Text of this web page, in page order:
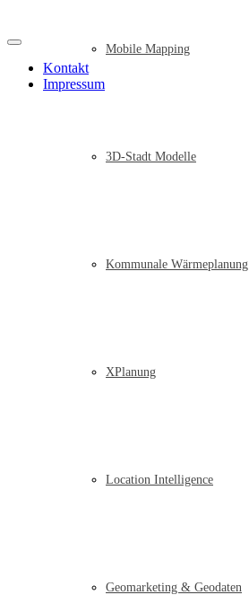
Mobile Mapping
3D-Stadt Modelle
Kommunale Wärmeplanung
XPlanung
Location Intelligence
Geomarketing & Geodaten
Kontakt
Impressum